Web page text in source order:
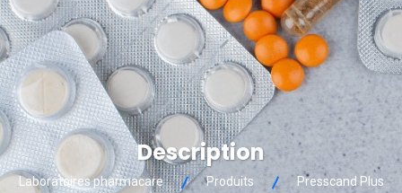
Description
Laboratoires pharmacare Produits
Presscand Plus